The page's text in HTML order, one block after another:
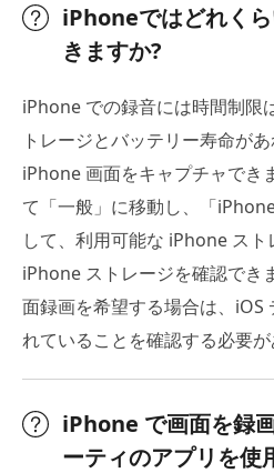
iPhoneではどれく
きますか?
iPhone での録音には時間制限
トレージとバッテリー寿命が
iPhone 画面をキャプチャでき
て「一般」に移動し、「
して、利用可能な iPhone ス
iPhone ストレージを確認でき
面録画を希望する場合は、iOS
れていることを確認する必要が
iPhone で画面を録
ーティのアプリを使